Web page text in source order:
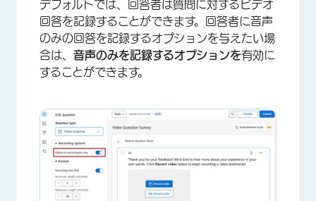
デフォルトでは、回答者は質問に対するビデオ
回答を記録することができます。回答者に音声
のみの回答を記録するオプションを与えたい場
合は、 音声のみを記録するオプションを有効に
することができます。